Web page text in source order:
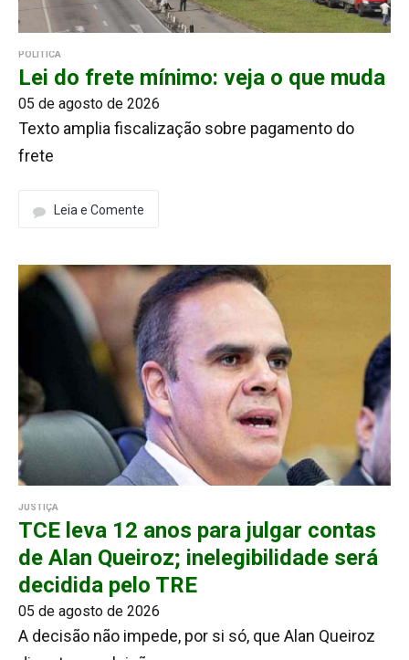
POLÍTICA
Lei do frete mínimo: veja o que muda
05 de agosto de 2026
Texto amplia fiscalização sobre pagamento do
frete
Leia e Comente
JUSTIÇA
TCE leva 12 anos para julgar contas
de Alan Queiroz; inelegibilidade será
decidida pelo TRE
05 de agosto de 2026
A decisão não impede, por si só, que Alan Queiroz